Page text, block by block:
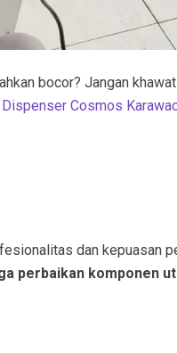
bocor? Jangan
Cosmos
dan kepuasan
perbaikan komponen